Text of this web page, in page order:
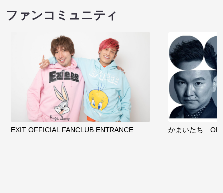
ファンコミュニティ
EXIT OFFICIAL FANCLUB ENTRANCE かまいたち